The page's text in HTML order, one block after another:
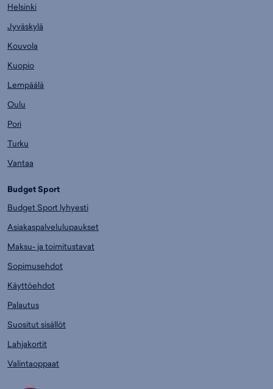
Helsinki
Jyväskylä
Kouvola
Kuopio
Lempäälä
Oulu
Pori
Turku
Vantaa
Budget Sport
Budget Sport lyhyesti
Asiakaspalvelulupaukset
Maksu- ja toimitustavat
Sopimusehdot
Käyttöehdot
Palautus
Suositut sisällöt
Lahjakortit
Valintaoppaat